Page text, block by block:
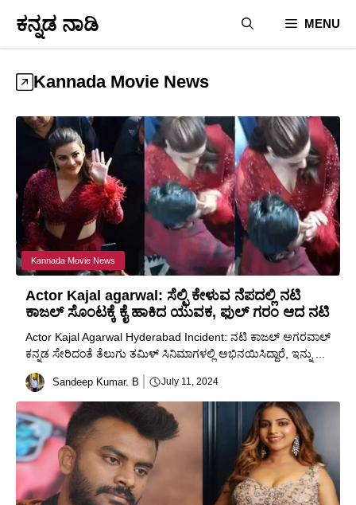
content
ಕನ್ನಡ ನಾಡಿ MENU
Kannada Movie News
Kannada Movie News
Actor Kajal agarwal: ಸೆಲ್ಫಿ ಕೇಳುವ ನೆಪದಲ್ಲಿ ನಟಿ
ಕಾಜಲ್ ಸೊಂಟಕ್ಕೆ ಕೈ ಹಾಕಿದ ಯುವಕ, ಫುಲ್ ಗರಂ ಆದ ನಟಿ
Actor Kajal Agarwal Hyderabad Incident: ನಟಿ ಕಾಜಲ್ ಅಗರವಾಲ್
ಕನ್ನಡ ಸೇರಿದಂತೆ ತೆಲುಗು ತಮಿಳ್ ಸಿನಿಮಾಗಳಲ್ಲಿ ಅಭಿನಯಿಸಿದ್ದಾರೆ, ಇನ್ನು ...
Sandeep Kumar. B July 11, 2024